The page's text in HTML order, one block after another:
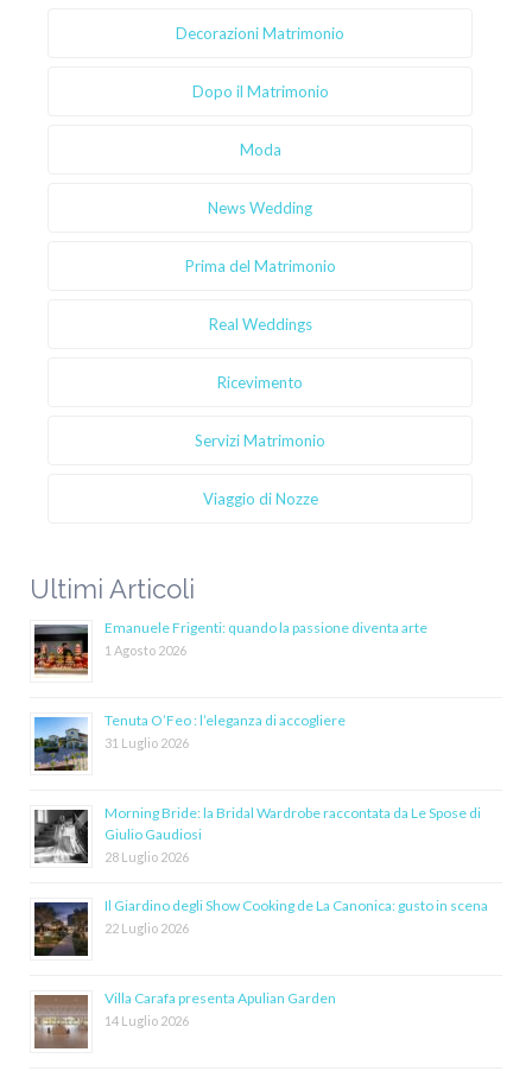
Decorazioni Matrimonio
Dopo il Matrimonio
Moda
News Wedding
Prima del Matrimonio
Real Weddings
Ricevimento
Servizi Matrimonio
Viaggio di Nozze
Ultimi Articoli
Emanuele Frigenti: quando la passione diventa arte
1 Agosto 2026
Tenuta O’Feo : l’eleganza di accogliere
31 Luglio 2026
Morning Bride: la Bridal Wardrobe raccontata da Le Spose di
Giulio Gaudiosi
28 Luglio 2026
Il Giardino degli Show Cooking de La Canonica: gusto in scena
22 Luglio 2026
Villa Carafa presenta Apulian Garden
14 Luglio 2026